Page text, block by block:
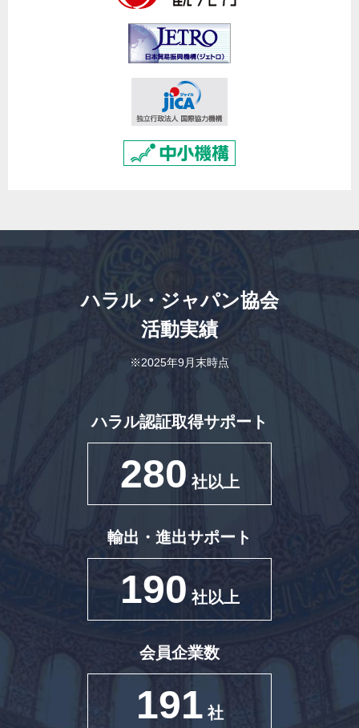
ハラル・ジャパン協会
活動実績
※2025年9月末時点
ハラル認証取得サポート
280 社以上
輸出・進出サポート
190 社以上
会員企業数
191 社